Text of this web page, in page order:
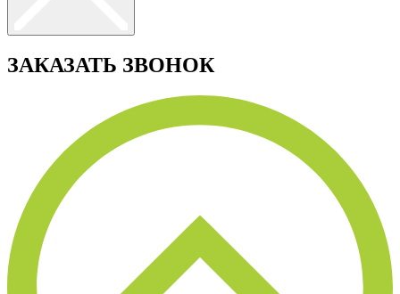
ЗАКАЗАТЬ ЗВОНОК